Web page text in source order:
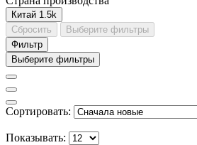
Китай 1.5k
Сбросить
Выберите фильтры
Фильтр
Выберите фильтры
Сортировать:
Показывать: